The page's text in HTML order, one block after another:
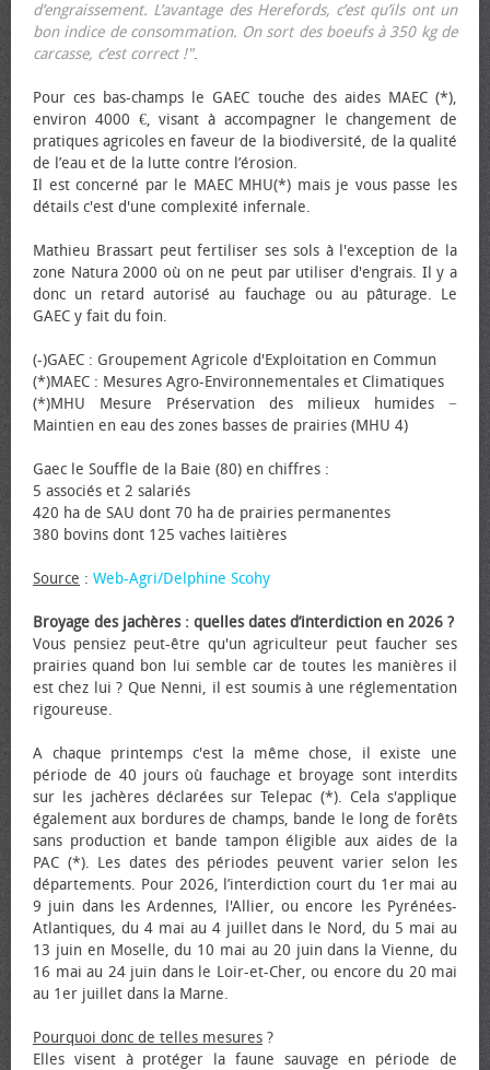
d’engraissement. L’avantage des Herefords, c’est qu’ils ont un
bon indice de consommation. On sort des bœufs à 350 kg de
carcasse, c’est correct !".
Pour ces bas-champs le GAEC touche des aides MAEC (*),
environ 4000 €, visant à accompagner le changement de
pratiques agricoles en faveur de la biodiversité, de la qualité
de l’eau et de la lutte contre l’érosion.
Il est concerné par le MAEC MHU(*) mais je vous passe les
détails c'est d'une complexité infernale.
Mathieu Brassart peut fertiliser ses sols à l'exception de la
zone Natura 2000 où on ne peut par utiliser d'engrais. Il y a
donc un retard autorisé au fauchage ou au pâturage. Le
GAEC y fait du foin.
(-)GAEC : Groupement Agricole d'Exploitation en Commun
(*)MAEC : Mesures Agro-Environnementales et Climatiques
(*)MHU Mesure Préservation des milieux humides −
Maintien en eau des zones basses de prairies (MHU 4)
Gaec le Souffle de la Baie (80) en chiffres :
5 associés et 2 salariés
420 ha de SAU dont 70 ha de prairies permanentes
380 bovins dont 125 vaches laitières
Source : Web-Agri/Delphine Scohy
Broyage des jachères : quelles dates d’interdiction en 2026 ?
Vous pensiez peut-être qu'un agriculteur peut faucher ses
prairies quand bon lui semble car de toutes les manières il
est chez lui ? Que Nenni, il est soumis à une réglementation
rigoureuse.
A chaque printemps c'est la même chose, il existe une
période de 40 jours où fauchage et broyage sont interdits
sur les jachères déclarées sur Telepac (*). Cela s'applique
également aux bordures de champs, bande le long de forêts
sans production et bande tampon éligible aux aides de la
PAC (*). Les dates des périodes peuvent varier selon les
départements. Pour 2026, l’interdiction court du 1er mai au
9 juin dans les Ardennes, l'Allier, ou encore les Pyrénées-
Atlantiques, du 4 mai au 4 juillet dans le Nord, du 5 mai au
13 juin en Moselle, du 10 mai au 20 juin dans la Vienne, du
16 mai au 24 juin dans le Loir-et-Cher, ou encore du 20 mai
au 1er juillet dans la Marne.
Pourquoi donc de telles mesures ?
Elles visent à protéger la faune sauvage en période de